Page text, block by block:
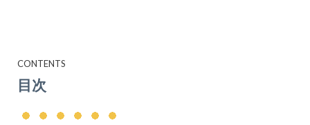
CONTENTS
目次